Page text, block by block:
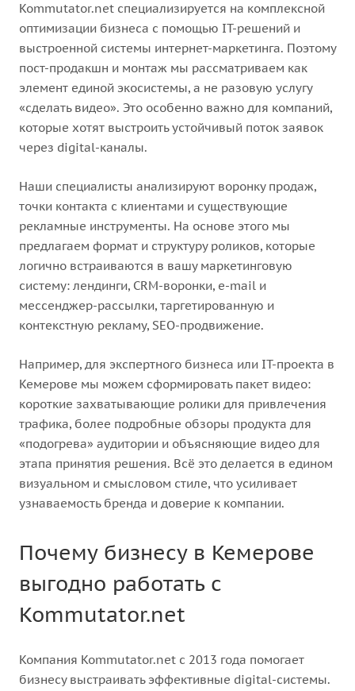
Kommutator.net специализируется на комплексной
оптимизации бизнеса с помощью IT-решений и
выстроенной системы интернет-маркетинга. Поэтому
пост-продакшн и монтаж мы рассматриваем как
элемент единой экосистемы, а не разовую услугу
«сделать видео». Это особенно важно для компаний,
которые хотят выстроить устойчивый поток заявок
через digital-каналы.
Наши специалисты анализируют воронку продаж,
точки контакта с клиентами и существующие
рекламные инструменты. На основе этого мы
предлагаем формат и структуру роликов, которые
логично встраиваются в вашу маркетинговую
систему: лендинги, CRM-воронки, e-mail и
мессенджер-рассылки, таргетированную и
контекстную рекламу, SEO-продвижение.
Например, для экспертного бизнеса или IT-проекта в
Кемерове мы можем сформировать пакет видео:
короткие захватывающие ролики для привлечения
трафика, более подробные обзоры продукта для
«подогрева» аудитории и объясняющие видео для
этапа принятия решения. Всё это делается в едином
визуальном и смысловом стиле, что усиливает
узнаваемость бренда и доверие к компании.
Почему бизнесу в Кемерове
выгодно работать с
Kommutator.net
Компания Kommutator.net с 2013 года помогает
бизнесу выстраивать эффективные digital-системы.